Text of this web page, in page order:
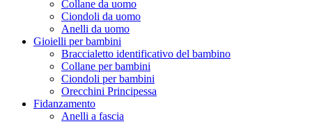
Collane da uomo
Ciondoli da uomo
Anelli da uomo
Gioielli per bambini
Braccialetto identificativo del bambino
Collane per bambini
Ciondoli per bambini
Orecchini Principessa
Fidanzamento
Anelli a fascia